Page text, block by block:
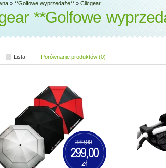
» **Golfowe wyprzedaże** » Clicgear
**Golfowe
Lista Porównanie produktów (0)
389,00
299,00
zł